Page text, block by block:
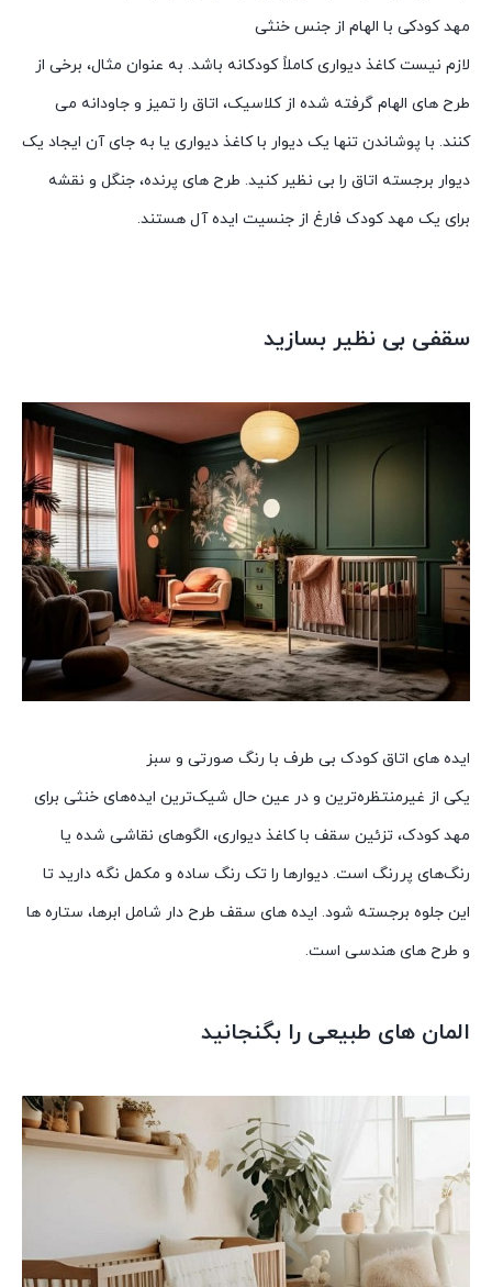
مهد کودکی با الهام از جنس خنثی
لازم نیست کاغذ دیواری کاملاً کودکانه باشد. به عنوان مثال، برخی از
طرح های الهام گرفته شده از کلاسیک، اتاق را تمیز و جاودانه می
کنند. با پوشاندن تنها یک دیوار با کاغذ دیواری یا به جای آن ایجاد یک
دیوار برجسته اتاق را بی نظیر کنید. طرح های پرنده، جنگل و نقشه
برای یک مهد کودک فارغ از جنسیت ایده آل هستند.
سقفی بی نظیر بسازید
ایده های اتاق کودک بی طرف با رنگ صورتی و سبز
یکی از غیرمنتظره‌ترین و در عین حال شیک‌ترین ایده‌های خنثی برای
مهد کودک، تزئین سقف با کاغذ دیواری، الگوهای نقاشی شده یا
رنگ‌های پررنگ است. دیوارها را تک رنگ ساده و مکمل نگه دارید تا
این جلوه برجسته شود. ایده های سقف طرح دار شامل ابرها، ستاره ها
و طرح های هندسی است.
المان های طبیعی را بگنجانید